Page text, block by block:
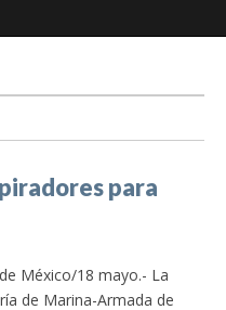
Nacional
para
México/18 mayo.- La
de Marina-Armada de